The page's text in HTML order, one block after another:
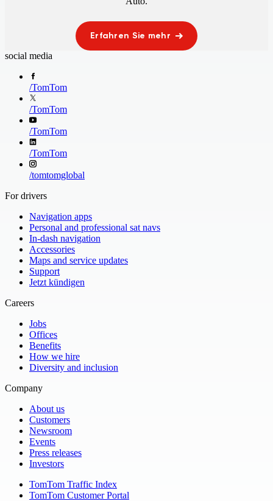
Erfahren Sie mehr
social media
/TomTom
/TomTom
/TomTom
/TomTom
/tomtomglobal
For drivers
Navigation apps
Personal and professional sat navs
In-dash navigation
Accessories
Maps and service updates
Support
Jetzt kündigen
Careers
Jobs
Offices
Benefits
How we hire
Diversity and inclusion
Company
About us
Customers
Newsroom
Events
Press releases
Investors
TomTom Traffic Index
TomTom Customer Portal